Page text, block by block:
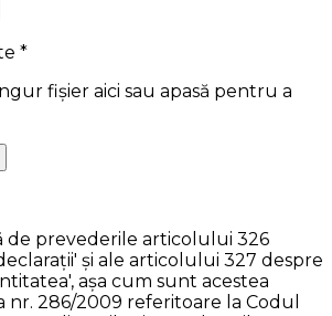
*
fișier aici sau apasă pentru a
de prevederile articolului 326
și ale articolului 327 despre
așa cum sunt acestea
nr. 286/2009 referitoare la Codul